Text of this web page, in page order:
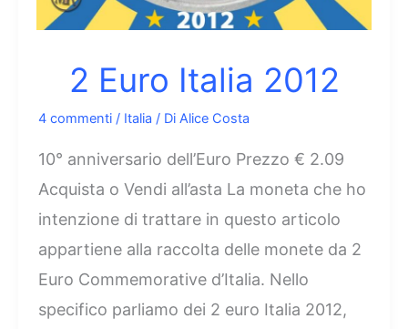
2 Euro Italia 2012
4 commenti / Italia / Di Alice Costa
10° anniversario dell’Euro Prezzo € 2.09
Acquista o Vendi all’asta La moneta che ho
intenzione di trattare in questo articolo
appartiene alla raccolta delle monete da 2
Euro Commemorative d’Italia. Nello
specifico parliamo dei 2 euro Italia 2012,